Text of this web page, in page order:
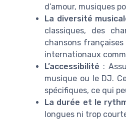
d’amour, musiques
La diversité
classiques, des
chansons
internationaux
L’accessibilité :
musique ou le DJ.
spécifiques, ce qui
La durée et le
longues ni trop